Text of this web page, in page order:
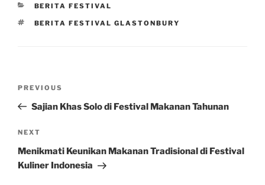
CATEGORIES
BERITA FESTIVAL
TAGS
BERITA FESTIVAL GLASTONBURY
Previous
Post
PREVIOUS
Sajian Khas Solo di Festival Makanan Tahunan
Next
Post
NEXT
Menikmati Keunikan Makanan Tradisional di Festival
Kuliner Indonesia